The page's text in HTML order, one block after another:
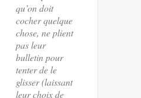
qu’on doit
cocher quelque
chose, ne plient
pas leur
bulletin pour
tenter de le
glisser (laissant
leur choix de